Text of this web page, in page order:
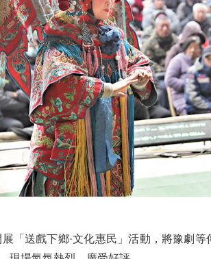
送戲下鄉·文化惠民」活動，將豫劇等